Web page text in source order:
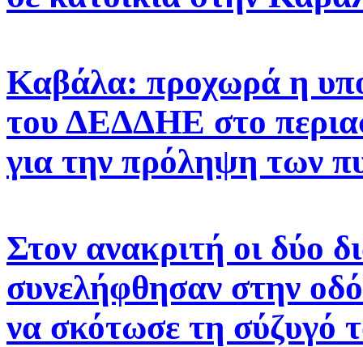
Καβάλα: προχωρά η
του ΔΕΔΔΗΕ στο
για την πρόληψη των
Στον ανακριτή οι δύο
συνελήφθησαν στην
να σκότωσε τη σύζυγό